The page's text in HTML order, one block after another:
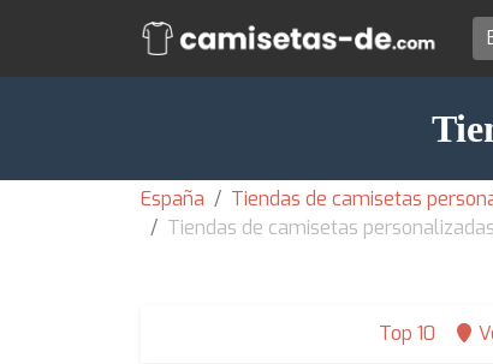
España Tiendas de camisetas
Tiendas de camisetas
Top 10